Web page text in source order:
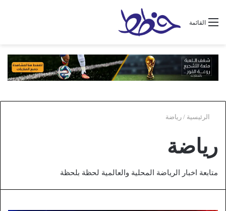
القائمة
الرئيسية / رياضة
رياضة
متابعة اخبار الرياضة المحلية والعالمية لحظة بلحظة